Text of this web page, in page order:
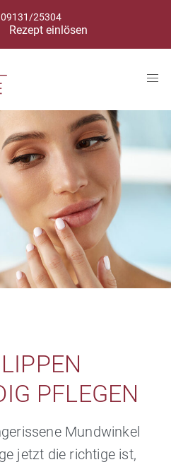
09131/25304
Rezept einlösen
PFLEGEN
Mundwinkel
jetzt die richtige ist,